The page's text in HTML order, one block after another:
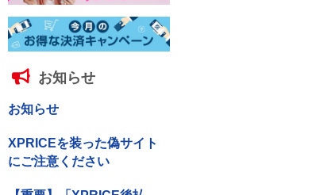
お知らせ
お知らせ
XPRICEを装った偽サイト
にご注意ください